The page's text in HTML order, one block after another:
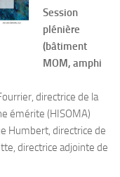
Session
plénière
(bâtiment
MOM, amphi
directrice de la
émérite (HISOMA)
Humbert, directrice de
directrice adjointe de